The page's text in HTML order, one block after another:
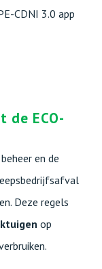
CDNI 3.0 app
de ECO-
en de
Deze regels
op